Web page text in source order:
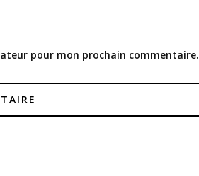
pour mon prochain commentaire.